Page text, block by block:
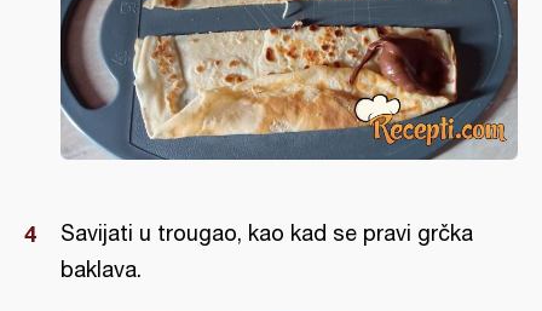
Savijati u trougao, kao kad se pravi grčka
baklava.